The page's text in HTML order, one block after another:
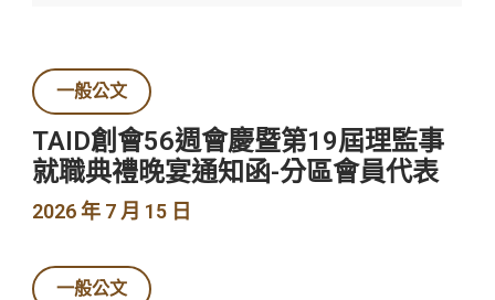
一般公文
TAID創會56週會慶暨第19屆理監事
就職典禮晚宴通知函-分區會員代表
2026 年 7 月 15 日
一般公文